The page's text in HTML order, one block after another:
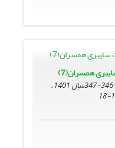
همسران(7)
دوره 31، فروردین تا تیرماه344-345-346-347سال 1401 ،